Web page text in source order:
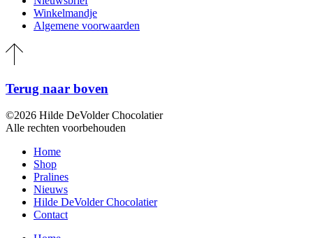
Winkelmandje
Algemene voorwaarden
Terug naar boven
©2026 Hilde DeVolder Chocolatier
Alle rechten voorbehouden
Home
Shop
Pralines
Nieuws
Hilde DeVolder Chocolatier
Contact